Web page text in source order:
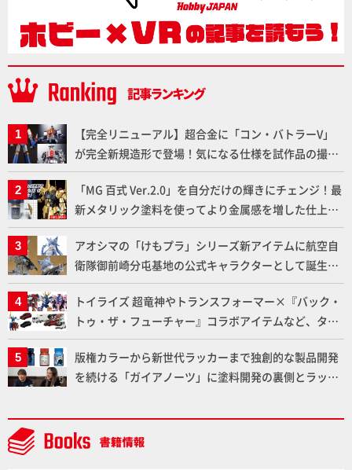
【完全リニューアル】超合金に「コン・バトラーV」
が完全新規造形で登場！気になる仕様を試作品の撮り
下ろしでご紹介!!さらに「大鉄人17」＆「ワンエイ
ト」セット情報もお届け！【超合金の魂】
「MG 百式 Ver.2.0」を自分だけの輝きにチェンジ！最
新メタリック塗料を使ってより金属感を増した仕上が
りに!!【試し読み】
アオシマの「けもプラ」シリーズ新アイテムに航空自
衛隊御前崎分屯基地の公式キャラクターとして誕生し
た「おまねこ」が着任！けもプラ公式サイト限定版と
通常版の2ラインで発売！
トイライズ 超竜神やトランスフォーマー×『バック・
トゥ・ザ・フューチャー』コラボアイテムなど、タカ
ラトミーの注目アイテムをチェック!!【タカラトミー
NEWITEM】
版権カラーから新世代ラッカーまで独創的な製品開発
を続ける「ガイアノーツ」に塗料開発の裏側とラッカ